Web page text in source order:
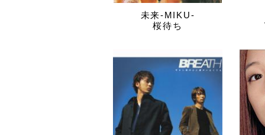
未来-MIKU-
桜待ち